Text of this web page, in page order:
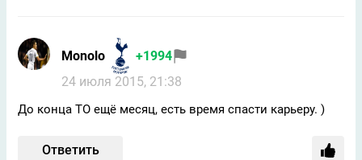
Mоnоlo
+1994
24 июля 2015, 21:38
До конца ТО ещё месяц, есть время спасти карьеру. )
Ответить